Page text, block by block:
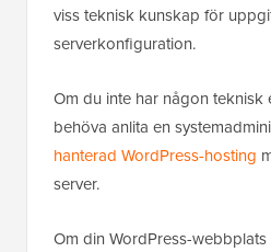
viss teknisk kunskap för
serverkonfiguration.
Om du inte har någon teknisk
behöva anlita en
hanterad WordPress-hosting
server.
Om din WordPress-